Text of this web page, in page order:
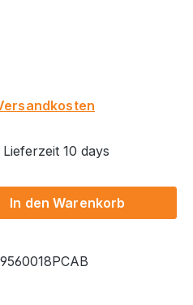
10 days
den
In den Warenkorb